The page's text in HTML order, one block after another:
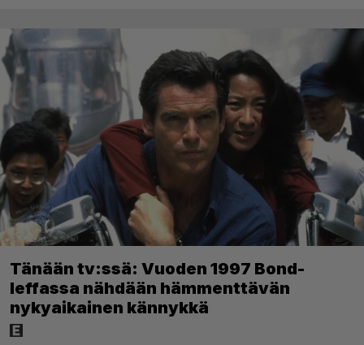
Tänään tv:ssä: Vuoden 1997 Bond-
leffassa nähdään hämmenttävän
nykyaikainen kännykkä